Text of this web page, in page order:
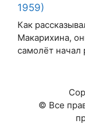
1959)
Как
Макарихина,
самолёт начал
© Все